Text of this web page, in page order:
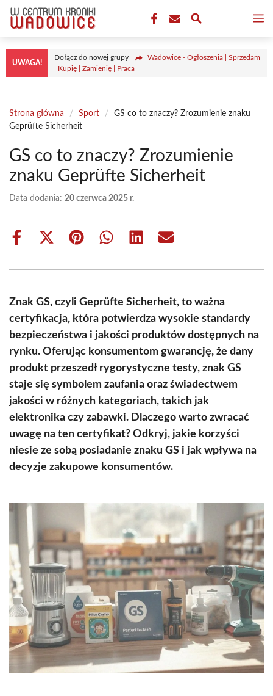
Przejdź
treści
UWAGA!
Dołącz do nowej grupy
Wadowice - Ogłoszenia | Sprzedam
| Kupię | Zamienię | Praca
Strona główna / Sport /
GS co to znaczy? Zrozumienie znaku
Geprüfte Sicherheit
GS co to znaczy? Zrozumienie
znaku Geprüfte Sicherheit
Data dodania: 20 czerwca 2025 r.
Share
Share
(Twitter)
Share Share Share Share
Znak GS, czyli Geprüfte Sicherheit, to ważna
certyfikacja, która potwierdza wysokie standardy
bezpieczeństwa i jakości produktów dostępnych na
rynku. Oferując konsumentom gwarancję, że dany
produkt przeszedł rygorystyczne testy, znak GS
staje się symbolem zaufania oraz świadectwem
jakości w różnych kategoriach, takich jak
elektronika czy zabawki. Dlaczego warto zwracać
uwagę na ten certyfikat? Odkryj, jakie korzyści
niesie ze sobą posiadanie znaku GS i jak wpływa na
decyzje zakupowe konsumentów.